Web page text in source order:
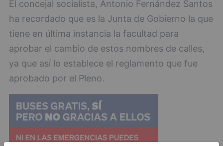
El concejal socialista, Antonio Fernández Santos
ha recordado que es la Junta de Gobierno la que
tiene en última instancia la facultad para
aprobar el cambio de estos nombres de calles,
ya que así lo establece el reglamento que fue
aprobado por el Pleno.